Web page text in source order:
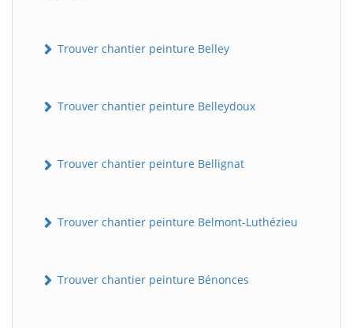
Trouver chantier peinture Belley
Trouver chantier peinture Belleydoux
Trouver chantier peinture Bellignat
Trouver chantier peinture Belmont-Luthézieu
Trouver chantier peinture Bénonces